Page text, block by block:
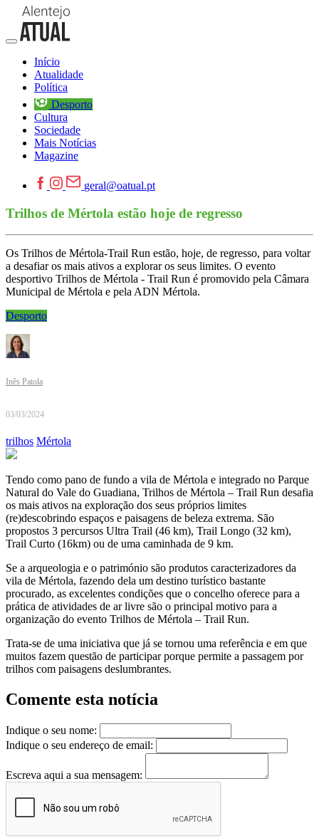
Início
Atualidade
Política
Desporto
Cultura
Sociedade
Mais Notícias
Magazine
geral@oatual.pt
Trilhos de Mértola estão hoje de regresso
Os Trilhos de Mértola-Trail Run estão, hoje, de regresso, para voltar
a desafiar os mais ativos a explorar os seus limites. O evento
desportivo Trilhos de Mértola - Trail Run é promovido pela Câmara
Municipal de Mértola e pela ADN Mértola.
Desporto
Inês Patola
03/03/2024
trilhos Mértola
Tendo como pano de fundo a vila de Mértola e integrado no Parque
Natural do Vale do Guadiana, Trilhos de Mértola – Trail Run desafia
os mais ativos na exploração dos seus próprios limites
(re)descobrindo espaços e paisagens de beleza extrema. São
propostos 3 percursos Ultra Trail (46 km), Trail Longo (32 km),
Trail Curto (16km) ou de uma caminhada de 9 km.
Se a arqueologia e o património são produtos caracterizadores da
vila de Mértola, fazendo dela um destino turístico bastante
procurado, as excelentes condições que o concelho oferece para a
prática de atividades de ar livre são o principal motivo para a
organização do evento Trilhos de Mértola – Trail Run.
Trata-se de uma iniciativa que já se tornou uma referência e em que
muitos fazem questão de participar porque permite a passagem por
trilhos com paisagens deslumbrantes.
Comente esta notícia
Indique o seu nome:
Indique o seu endereço de email:
Escreva aqui a sua mensagem: